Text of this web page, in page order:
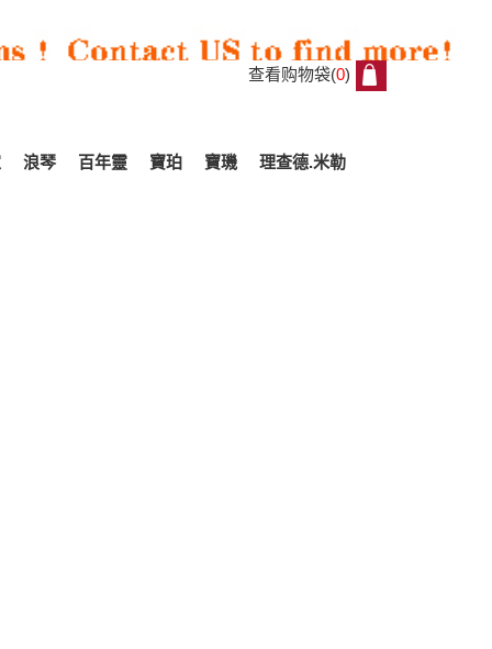
查看购物袋(0)
浪琴 百年靈 寶珀 寶璣 理查德.米勒